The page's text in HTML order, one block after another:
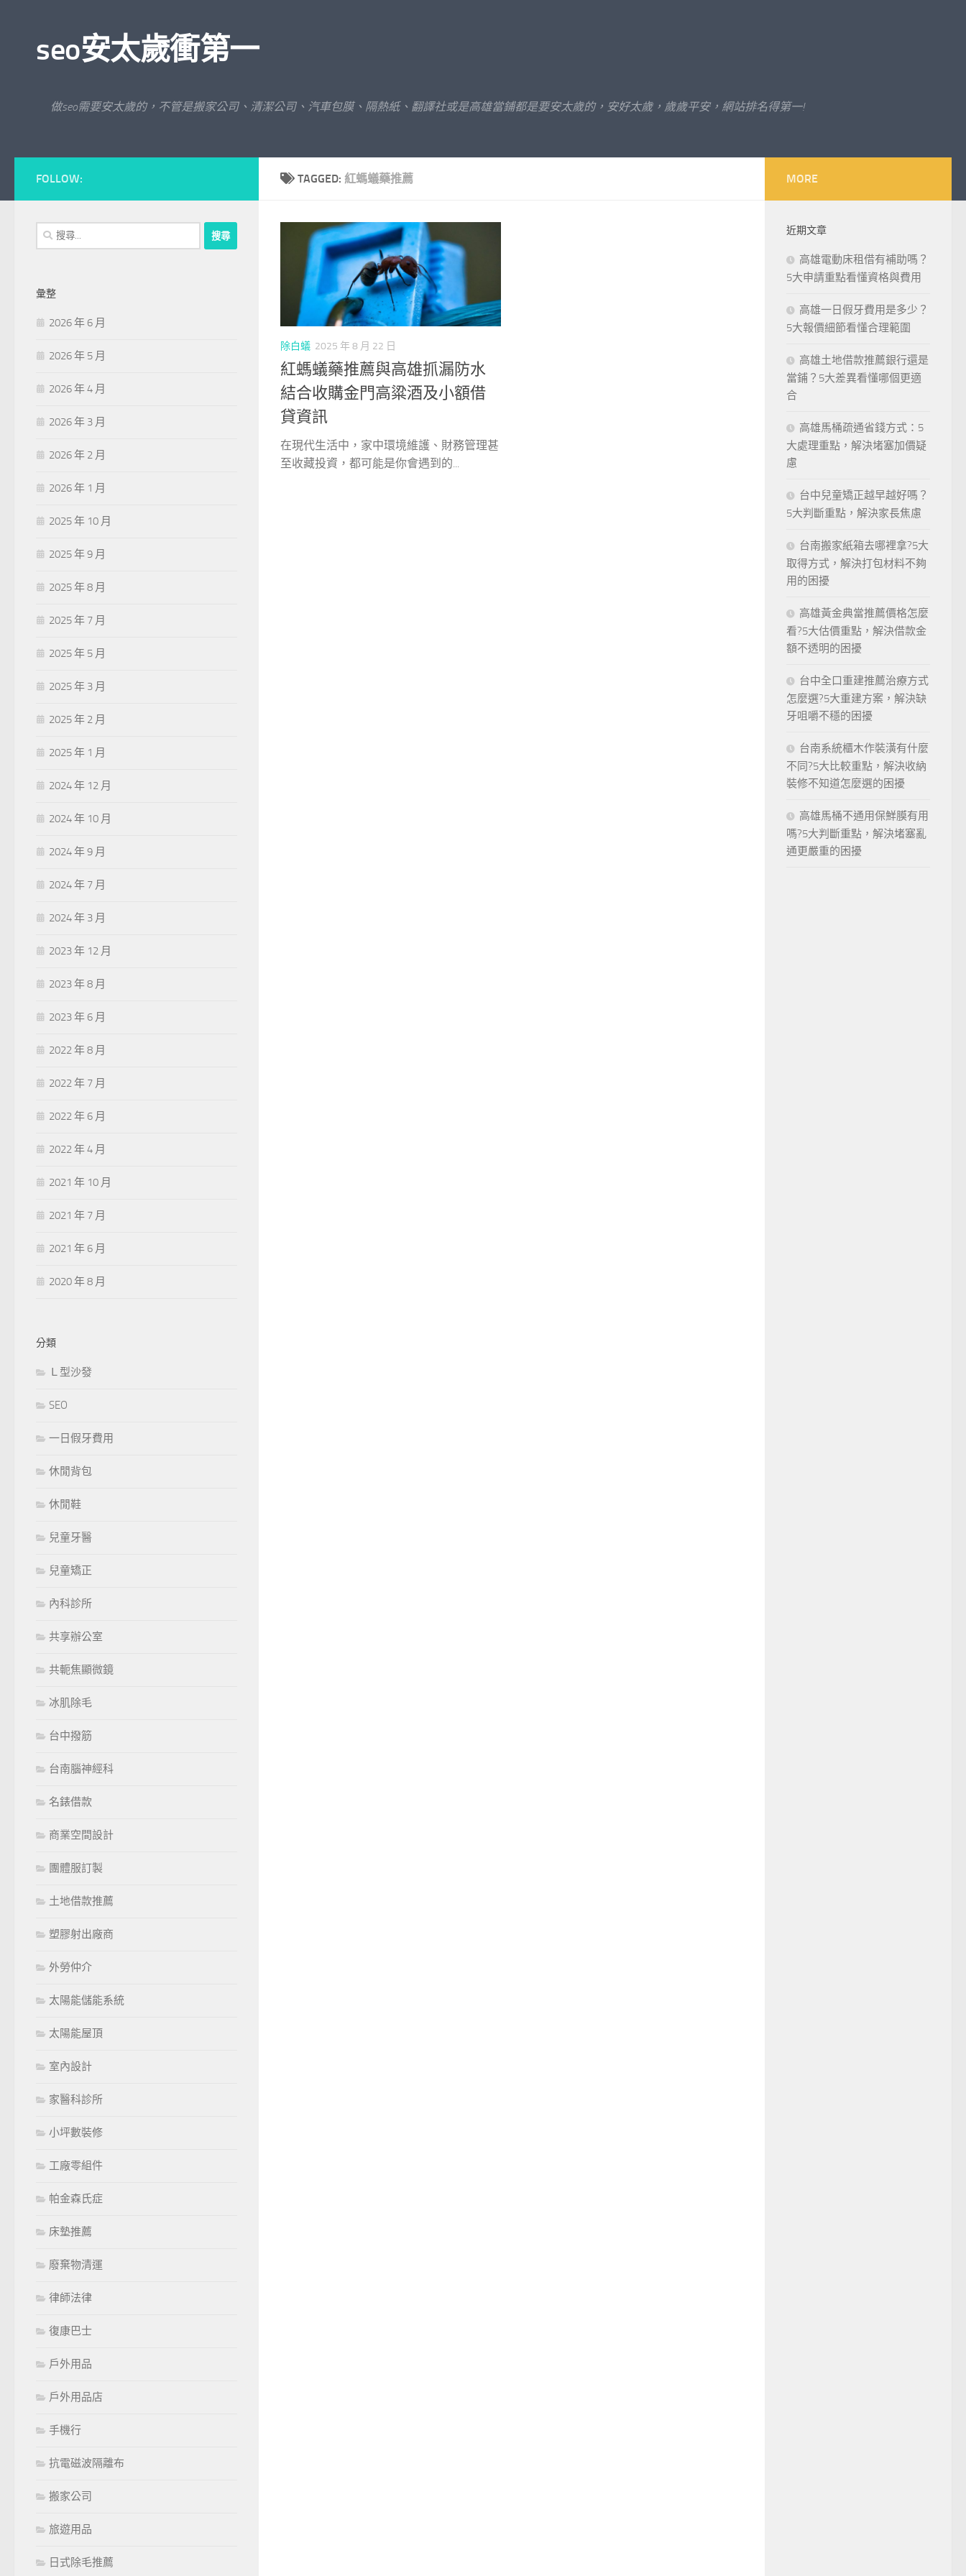
seo安太歲衝第一
做seo需要安太歲的，不管是搬家公司、清潔公司、汽車包膜、隔熱紙、翻譯社或是高雄當鋪都是要安太歲的，安好太歲，歲歲平安，網站排名得第一!
TAGGED: 紅螞蟻藥推薦
除白蟻 2025 年 8 月 22 日
紅螞蟻藥推薦與高雄抓漏防水
結合收購金門高粱酒及小額借
貸資訊
在現代生活中，家中環境維護、財務管理甚
至收藏投資，都可能是你會遇到的...
FOLLOW:
搜
尋
字:
彙整
2026 年 6 月
2026 年 5 月
2026 年 4 月
2026 年 3 月
2026 年 2 月
2026 年 1 月
2025 年 10 月
2025 年 9 月
2025 年 8 月
2025 年 7 月
2025 年 5 月
2025 年 3 月
2025 年 2 月
2025 年 1 月
2024 年 12 月
2024 年 10 月
2024 年 9 月
2024 年 7 月
2024 年 3 月
2023 年 12 月
2023 年 8 月
2023 年 6 月
2022 年 8 月
2022 年 7 月
2022 年 6 月
2022 年 4 月
2021 年 10 月
2021 年 7 月
2021 年 6 月
2020 年 8 月
分類
Ｌ型沙發
SEO
一日假牙費用
休閒背包
休閒鞋
兒童牙醫
兒童矯正
內科診所
共享辦公室
共軛焦顯微鏡
冰肌除毛
台中撥筋
台南腦神經科
名錶借款
商業空間設計
團體服訂製
土地借款推薦
塑膠射出廠商
外勞仲介
太陽能儲能系統
太陽能屋頂
室內設計
家醫科診所
小坪數裝修
工廠零組件
帕金森氏症
床墊推薦
廢棄物清運
律師法律
復康巴士
戶外用品
戶外用品店
手機行
抗電磁波隔離布
搬家公司
旅遊用品
日式除毛推薦
MORE
近期文章
高雄電動床租借有補助嗎？
5大申請重點看懂資格與費用
高雄一日假牙費用是多少？
5大報價細節看懂合理範圍
高雄土地借款推薦銀行還是
當鋪？5大差異看懂哪個更適
合
高雄馬桶疏通省錢方式：5
大處理重點，解決堵塞加價疑
慮
台中兒童矯正越早越好嗎？
5大判斷重點，解決家長焦慮
台南搬家紙箱去哪裡拿?5大
取得方式，解決打包材料不夠
用的困擾
高雄黃金典當推薦價格怎麼
看?5大估價重點，解決借款金
額不透明的困擾
台中全口重建推薦治療方式
怎麼選?5大重建方案，解決缺
牙咀嚼不穩的困擾
台南系統櫃木作裝潢有什麼
不同?5大比較重點，解決收納
裝修不知道怎麼選的困擾
高雄馬桶不通用保鮮膜有用
嗎?5大判斷重點，解決堵塞亂
通更嚴重的困擾